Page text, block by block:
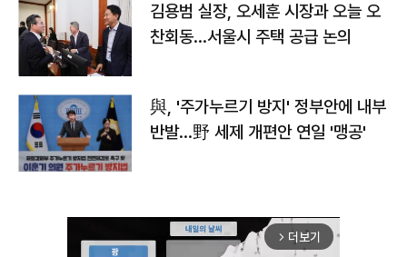
김용범 실장, 오세훈 시장과 오늘 오
찬회동...서울시 주택 공급 논의
與, '주가누르기 방지' 정부안에 내부
반발…野 세제 개편안 연일 '맹공'
arrow_forward_ios 더보기